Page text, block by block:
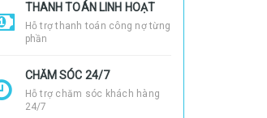
THANH TOÁN LINH HOẠT
Hỗ trợ thanh toán công nợ từng
phần
CHĂM SÓC 24/7
Hỗ trợ chăm sóc khách hàng
24/7